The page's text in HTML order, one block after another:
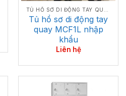
Tủ hồ sơ di động tay
quay MCF1L nhập
khẩu
Liên hệ